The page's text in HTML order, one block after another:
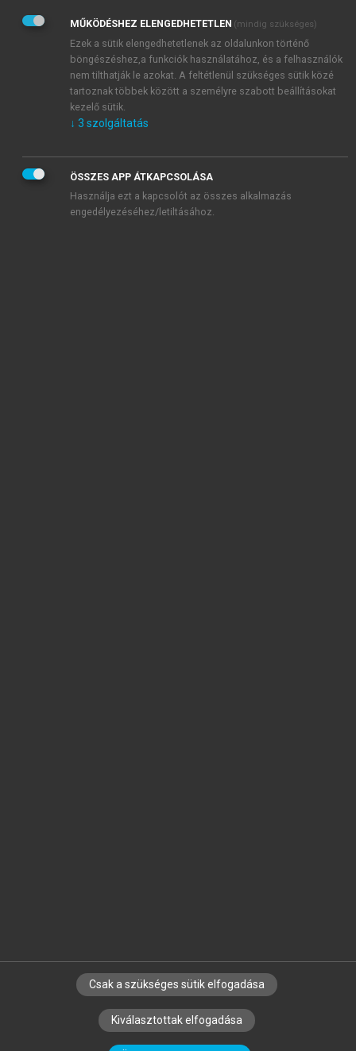
Adatkezelési tájékoztatóbanfoglaltakat tudomásul
veszem és elfogadom.
Általános vásárlási feltételeket, valamint a szotar.netés a
mersz.huoldalak licencszerződéseiben foglaltakat
tudomásul veszem és elfogadom.
KIPRÓBÁLOM
SZERZŐKNEK CÉGEKNEK KÖNYVTÁROSOKNAK
SZERKESZTÉSI ÉS LEKTORÁLÁSI ALAPELVEK
MŰKÖDÉSHEZ ELENGEDHETETLEN (mindig szükséges)
Ezek a sütik elengedhetetlenek az oldalunkon történő
böngészéshez,a funkciók használatához, és a felhasználók
nem tilthatják le azokat. A feltétlenül szükséges sütik közé
tartoznak többek között a személyre szabott beállításokat
kezelő sütik.
↓ 3 szolgáltatás
ÖSSZES APP ÁTKAPCSOLÁSA
Használja ezt a kapcsolót az összes alkalmazás
engedélyezéséhez/letiltásához.
Csak a szükséges sütik elfogadása
Kiválasztottak elfogadása